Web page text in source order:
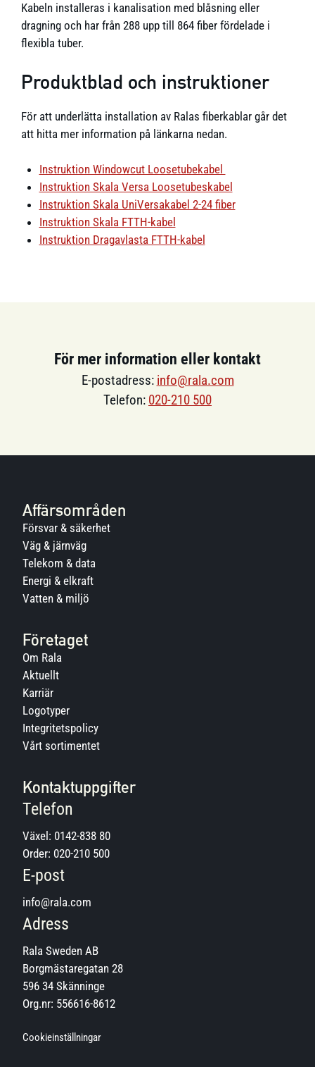
Kabeln installeras i kanalisation med blåsning eller
dragning och har från 288 upp till 864 fiber fördelade i
flexibla tuber.
Produktblad och instruktioner
För att underlätta installation av Ralas fiberkablar går det
att hitta mer information på länkarna nedan.
Instruktion Windowcut Loosetubekabel
Instruktion Skala Versa Loosetubeskabel
Instruktion Skala UniVersakabel 2-24 fiber
Instruktion Skala FTTH-kabel
Instruktion Dragavlasta FTTH-kabel
För mer information eller kontakt
E-postadress: info@rala.com
Telefon: 020-210 500
Affärsområden
Försvar & säkerhet
Väg & järnväg
Telekom & data
Energi & elkraft
Vatten & miljö
Företaget
Om Rala
Aktuellt
Karriär
Logotyper
Integritetspolicy
Vårt sortimentet
Kontaktuppgifter
Telefon
Växel: 0142-838 80
Order: 020-210 500
E-post
info@rala.com
Adress
Rala Sweden AB
Borgmästaregatan 28
596 34 Skänninge
Org.nr: 556616-8612
Cookieinställningar